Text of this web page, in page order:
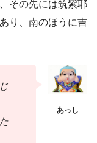
その先には筑紫耶
り、南のほうに吉